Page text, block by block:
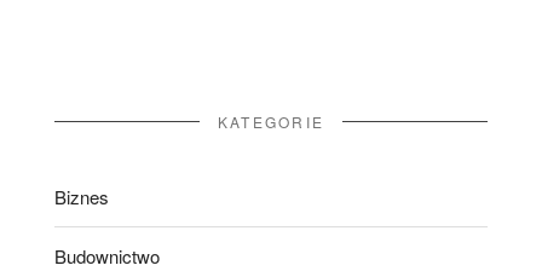
KATEGORIE
Biznes
Budownictwo